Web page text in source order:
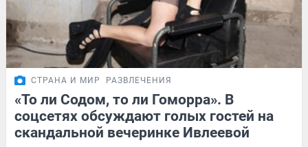
СТРАНА И МИР РАЗВЛЕЧЕНИЯ
«То ли Содом, то ли Гоморра». В
соцсетях обсуждают голых гостей на
скандальной вечеринке Ивлеевой